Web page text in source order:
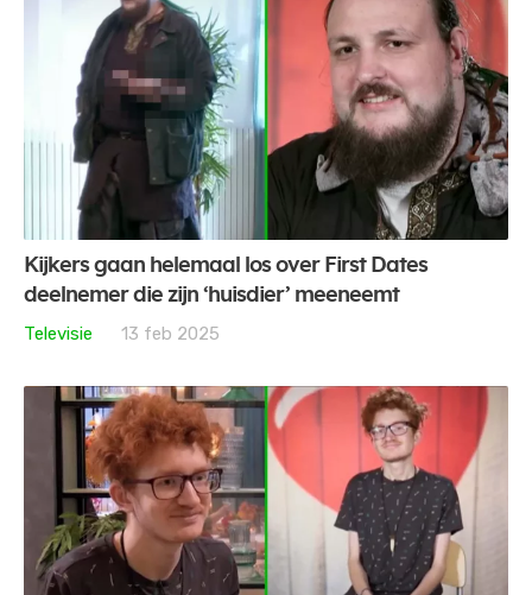
Kijkers gaan helemaal los over First Dates
deelnemer die zijn ‘huisdier’ meeneemt
Televisie
13 feb 2025